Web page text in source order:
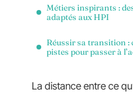
Métiers inspirants :
adaptés aux HPI
Réussir sa transition :
pistes pour passer à
La distance entre ce